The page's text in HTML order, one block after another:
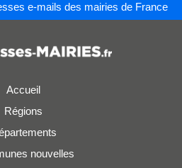
e-mails des mairies de France
Accueil
Régions
nouvelles